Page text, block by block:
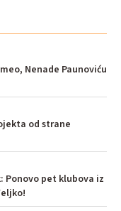
Nenade Paunoviću
od strane
Ponovo pet klubova iz